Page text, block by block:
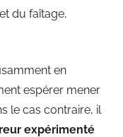
du faîtage,
en
espérer mener
le cas contraire, il
expérimenté